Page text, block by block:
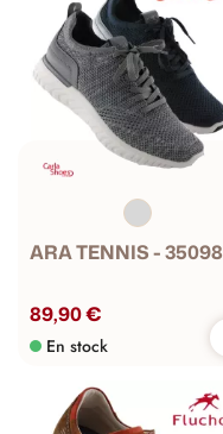
ARA TENNIS - 35098
89,90 €
En stock